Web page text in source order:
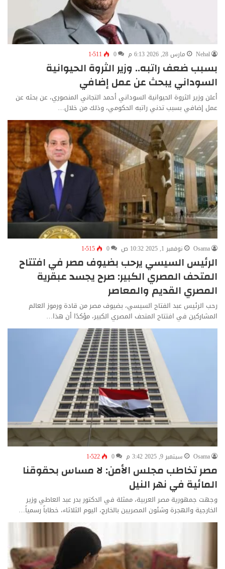
Nehal مارس 28, 2026 6:13 م 0 1٬511
بسبب ضعف راتبه.. وزير الثروة الحيوانية
السوداني يبحث عن عمل إضافي
أعلن وزير الثروة الحيوانية السوداني أحمد التجاني المنصوري، عن بحثه عن
عمل إضافي بسبب تدني راتبه الحكومي، وذلك من خلال…
Osama نوفمبر 1, 2025 10:32 ص 0 1٬515
الرئيس السيسي يرحب بضيوف مصر في افتتاح
المتحف المصري الكبير: صرح يجسد عبقرية
المصري القديم والمعاصر
رحب الرئيس عبد الفتاح السيسي، بضيوف مصر من قادة ورموز العالم
المشاركين في افتتاح المتحف المصري الكبير، مؤكدًا أن هذا…
Osama سبتمبر 9, 2025 3:42 م 0 1٬522
مصر تخاطب مجلس الأمن: لا مساس بحقوقنا
المائية في نهر النيل
وجهت جمهورية مصر العربية، ممثلة في الدكتور بدر عبد العاطي وزير
الخارجية والهجرة وشئون المصريين بالخارج، اليوم الثلاثاء، خطاباً رسمياً…